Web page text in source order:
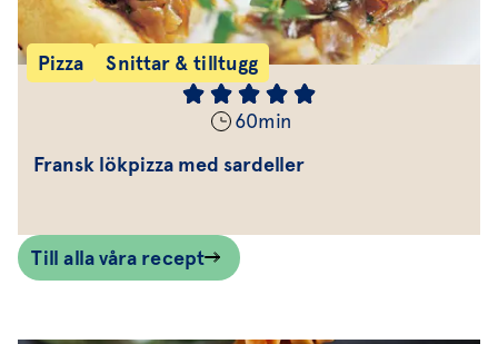
Pizza Snittar & tilltugg
60min
Fransk lökpizza med sardeller
Till alla våra recept